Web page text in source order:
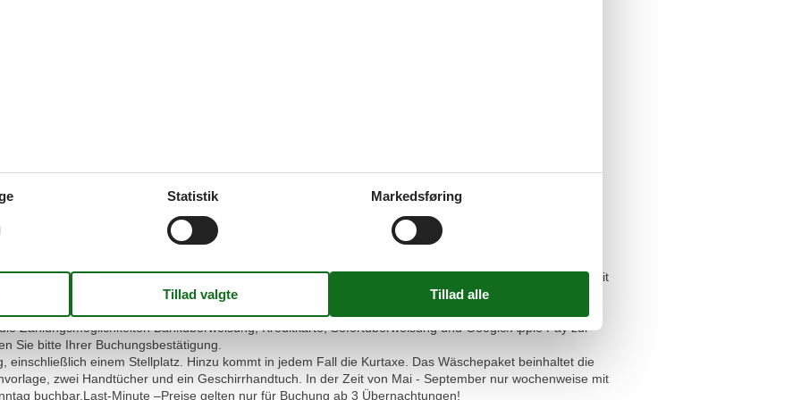
auf andere Gäste das Rauchen in dieser Wohnung nicht erwünscht ist.
zu Hause zu lassen.
einschließlich einem Stellplatz. Hinzu kommt in jedem Fall die Kurtaxe. Das Wäschepaket beinhaltet die
zwei Handtücher und ein Geschirrhandtuch. In der Zeit von Mai - September nur wochenweise mit
buchbar.Last-Minute –Preise gelten nur für Buchung ab 3 Übernachtungen!
Zahlungsmöglichkeiten Banküberweisung, Kreditkarte, Sofortüberweisung und Google/Apple Pay zur
Sie bitte Ihrer Buchungsbestätigung.
einschließlich einem Stellplatz. Hinzu kommt in jedem Fall die Kurtaxe. Das Wäschepaket beinhaltet die
zwei Handtücher und ein Geschirrhandtuch. In der Zeit von Mai - September nur wochenweise mit
buchbar.Last-Minute –Preise gelten nur für Buchung ab 3 Übernachtungen!
Statistik Markedsføring